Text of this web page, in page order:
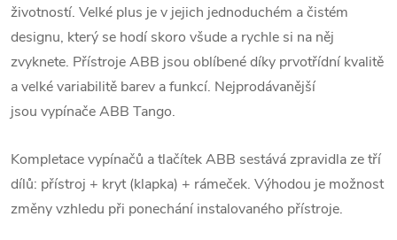
životností. Velké plus je v jejich jednoduchém a čistém
designu, který se hodí skoro všude a rychle si na něj
zvyknete. Přístroje ABB jsou oblíbené díky prvotřídní kvalitě
a velké variabilitě barev a funkcí. Nejprodávanější
jsou vypínače ABB Tango.
Kompletace vypínačů a tlačítek ABB sestává zpravidla ze tří
dílů: přístroj + kryt (klapka) + rámeček. Výhodou je možnost
změny vzhledu při ponechání instalovaného přístroje.